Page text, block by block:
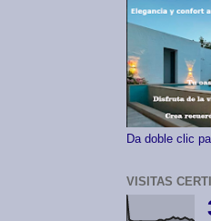
Da doble clic
VISITAS